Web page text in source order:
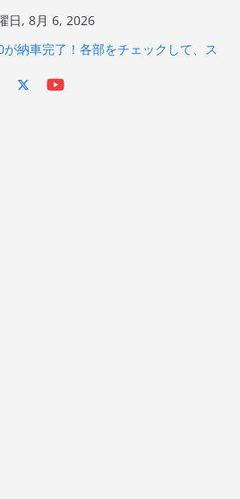
日, 8月 6, 2026
納車完了！各部をチェックして、ス